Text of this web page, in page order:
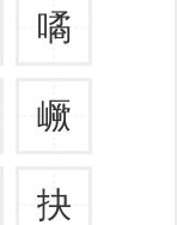
噊
嶥
抉